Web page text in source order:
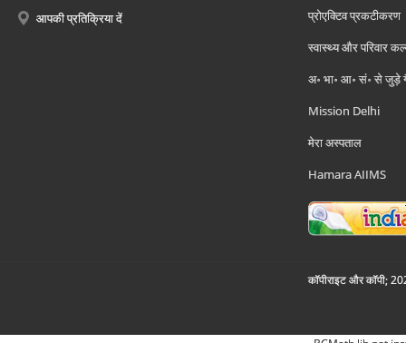
आपकी प्रतिक्रिया दें
प्रोएक्टिव प्रकटीकरण
स्वास्थ्य और परिवार
अ॰ भा॰ आ॰ सं॰ से जुड़े
Mission Delhi
मेरा अस्पताल
Hamara AIIMS
कॉपीराइट और कॉपी;